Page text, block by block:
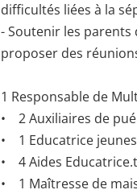
difficultés liées à la
- Soutenir les parents
proposer des
1 Responsable de
• 2 Auxiliaires de
• 1 Educatrice jeunes
• 4 Aides
• 1 Maîtresse de